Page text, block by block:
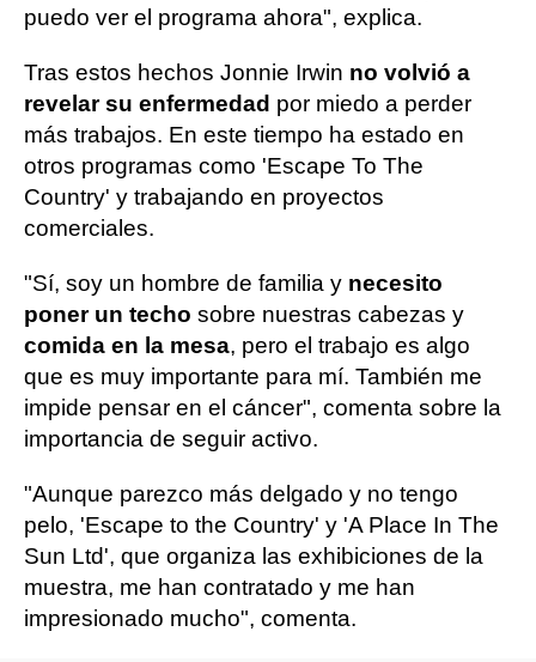
puedo ver el programa ahora", explica.
Tras estos hechos Jonnie Irwin no volvió a
revelar su enfermedad por miedo a perder
más trabajos. En este tiempo ha estado en
otros programas como 'Escape To The
Country' y trabajando en proyectos
comerciales.
"Sí, soy un hombre de familia y necesito
poner un techo sobre nuestras cabezas y
comida en la mesa, pero el trabajo es algo
que es muy importante para mí. También me
impide pensar en el cáncer", comenta sobre la
importancia de seguir activo.
"Aunque parezco más delgado y no tengo
pelo, 'Escape to the Country' y 'A Place In The
Sun Ltd', que organiza las exhibiciones de la
muestra, me han contratado y me han
impresionado mucho", comenta.